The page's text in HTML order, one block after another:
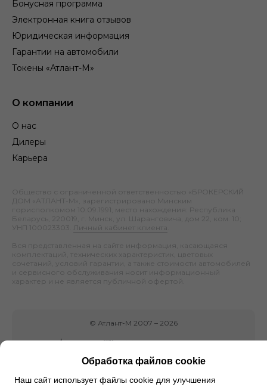
Бонусная программа
Электронная книга отзывов
Юридическая информация
Гарантии на автомобили
Токены «Атлант-М»
О компании
О нас
Дилеры
Карьера
Общество с ограниченной ответственностью «БРОКЕРСКИЙ
ДОМ «АТЛАНТ-М», зарегистрировано Минским
горисполкомом 10.09.1991; место нахождения: Республика
Беларусь, 220019, г. Минск, ул. Шаранговича, дом 22, ком. 10;
УНП 100023303.
Личный кабинет клиента
Вся представленная на сайте информация, касающаяся
комплектаций, технических характеристик, цветовых
сочетаний, условий гарантии, а также стоимости автомобилей
и сервисного обслуживания носит информационный
характер и не является публичной офертой.
© Атлант-М 2007 – 2026
Обработка файлов cookie
Наш сайт использует файлы cookie для улучшения